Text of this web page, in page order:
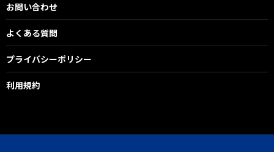
お問い合わせ
よくある質問
プライバシーポリシー
利用規約